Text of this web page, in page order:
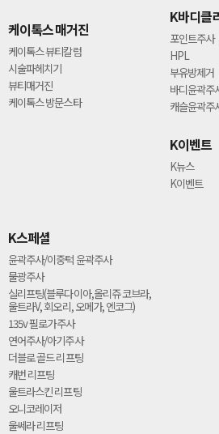
케이톡스 매거진
케이톡스 뷰티칼럼
시술파헤치기
뷰티매거진
케이톡스 방문스타
K바디클
포인트주사
HPL
부유방제거
바디윤곽주
캐슬윤곽주
K이벤트
K뉴스
K이벤트
K스페셜
윤곽주사/이중턱 윤곽주사
물광주사
실리프팅(블루다이아,올리쥬 코브라,
울트라V, 회오리, 오메가, 엔코그)
135v 필로가주사
연어주사/아기주사
더블로 골드 리프팅
캐번 리프팅
울트라스킨 리프팅
오니코레이저
울쎄라 리프팅